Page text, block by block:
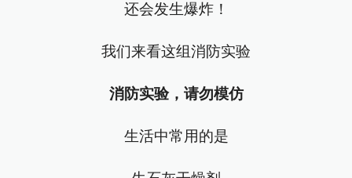
还会发生爆炸！
我们来看这组消防实验
消防实验，请勿模仿
生活中常用的是